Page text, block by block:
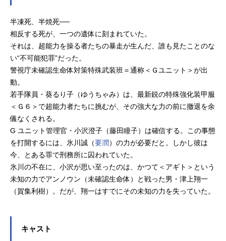
半凍死、半焼死──
相反する死が、一つの遺体に刻まれていた。
それは、超能力を操る者たちの暴走が生んだ、誰も見たことのな
い“不可能犯罪”だった。
警視庁未確認生命体対策特殊武装班＝通称＜Ｇユニット＞が出
動。
若手隊員・葵るり子（ゆうちゃみ）は、最新鋭の特殊強化装甲服
＜Ｇ６＞で超能力者たちに挑むが、その強大な力の前に撤退を余
儀なくされる。
G ユニット管理官・小沢澄子（藤田瞳子）は確信する。この事態
を打開するには、氷川誠（要潤）の力が必要だと。しかし彼は
今、とある罪で刑務所に囚われていた。
氷川の不在に、小沢が思い至ったのは、かつて＜アギト＞という
未知の力でアンノウン（未確認生命体）と戦った男・津上翔一
（賀集利樹）。だが、翔一はすでにその未知の力を失っていた。
キャスト